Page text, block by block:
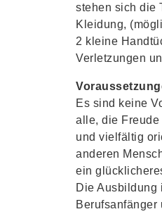
stehen sich die
Kleidung,
2 kleine
Verletzungen
Es sind keine
alle, die Freude
und vielfältig
anderen
ein
Die Ausbildung
Berufsanfänger